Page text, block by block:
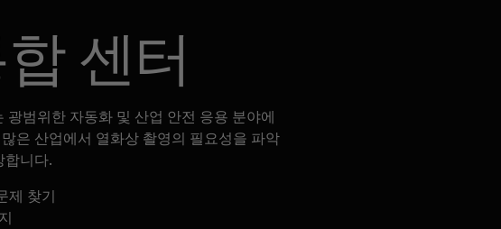
센터
범위한 자동화 및 산업 안전 응용 분야에
은 산업에서 열화상 촬영의 필요성을 파악
합니다.
제 찾기